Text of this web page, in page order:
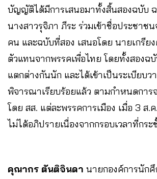
บัญญัติได้มีการเสนอมาทั้งสิ้นสองฉบับ
นางสาวรุจิภา ภีระ ร่วมเข้าชื่อประชาช
คน และฉบับที่สอง เสนอโดย นายเกรีย
ตัวแทนจากพรรคเพื่อไทย โดยทั้งสองฉ
แตกต่างกันนัก และได้เข้าเป็นระเบียบว
พิจารณาเรียบร้อยแล้ว ตามกำหนดการ
โดย สส. แต่ละพรรคการเมือง เมื่อ 3 ส
ไม่ได้อภิปรายเนื่องจากกรอบเวลาที่กร
คุณากร ตันติจินดา นายกองค์การนัก